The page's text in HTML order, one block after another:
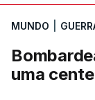
MUNDO
uma